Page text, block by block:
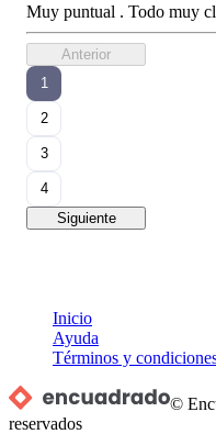
Muy puntual . Todo muy
Anterior
1
2
3
4
Siguiente
Inicio
Ayuda
Términos y
©
reservados